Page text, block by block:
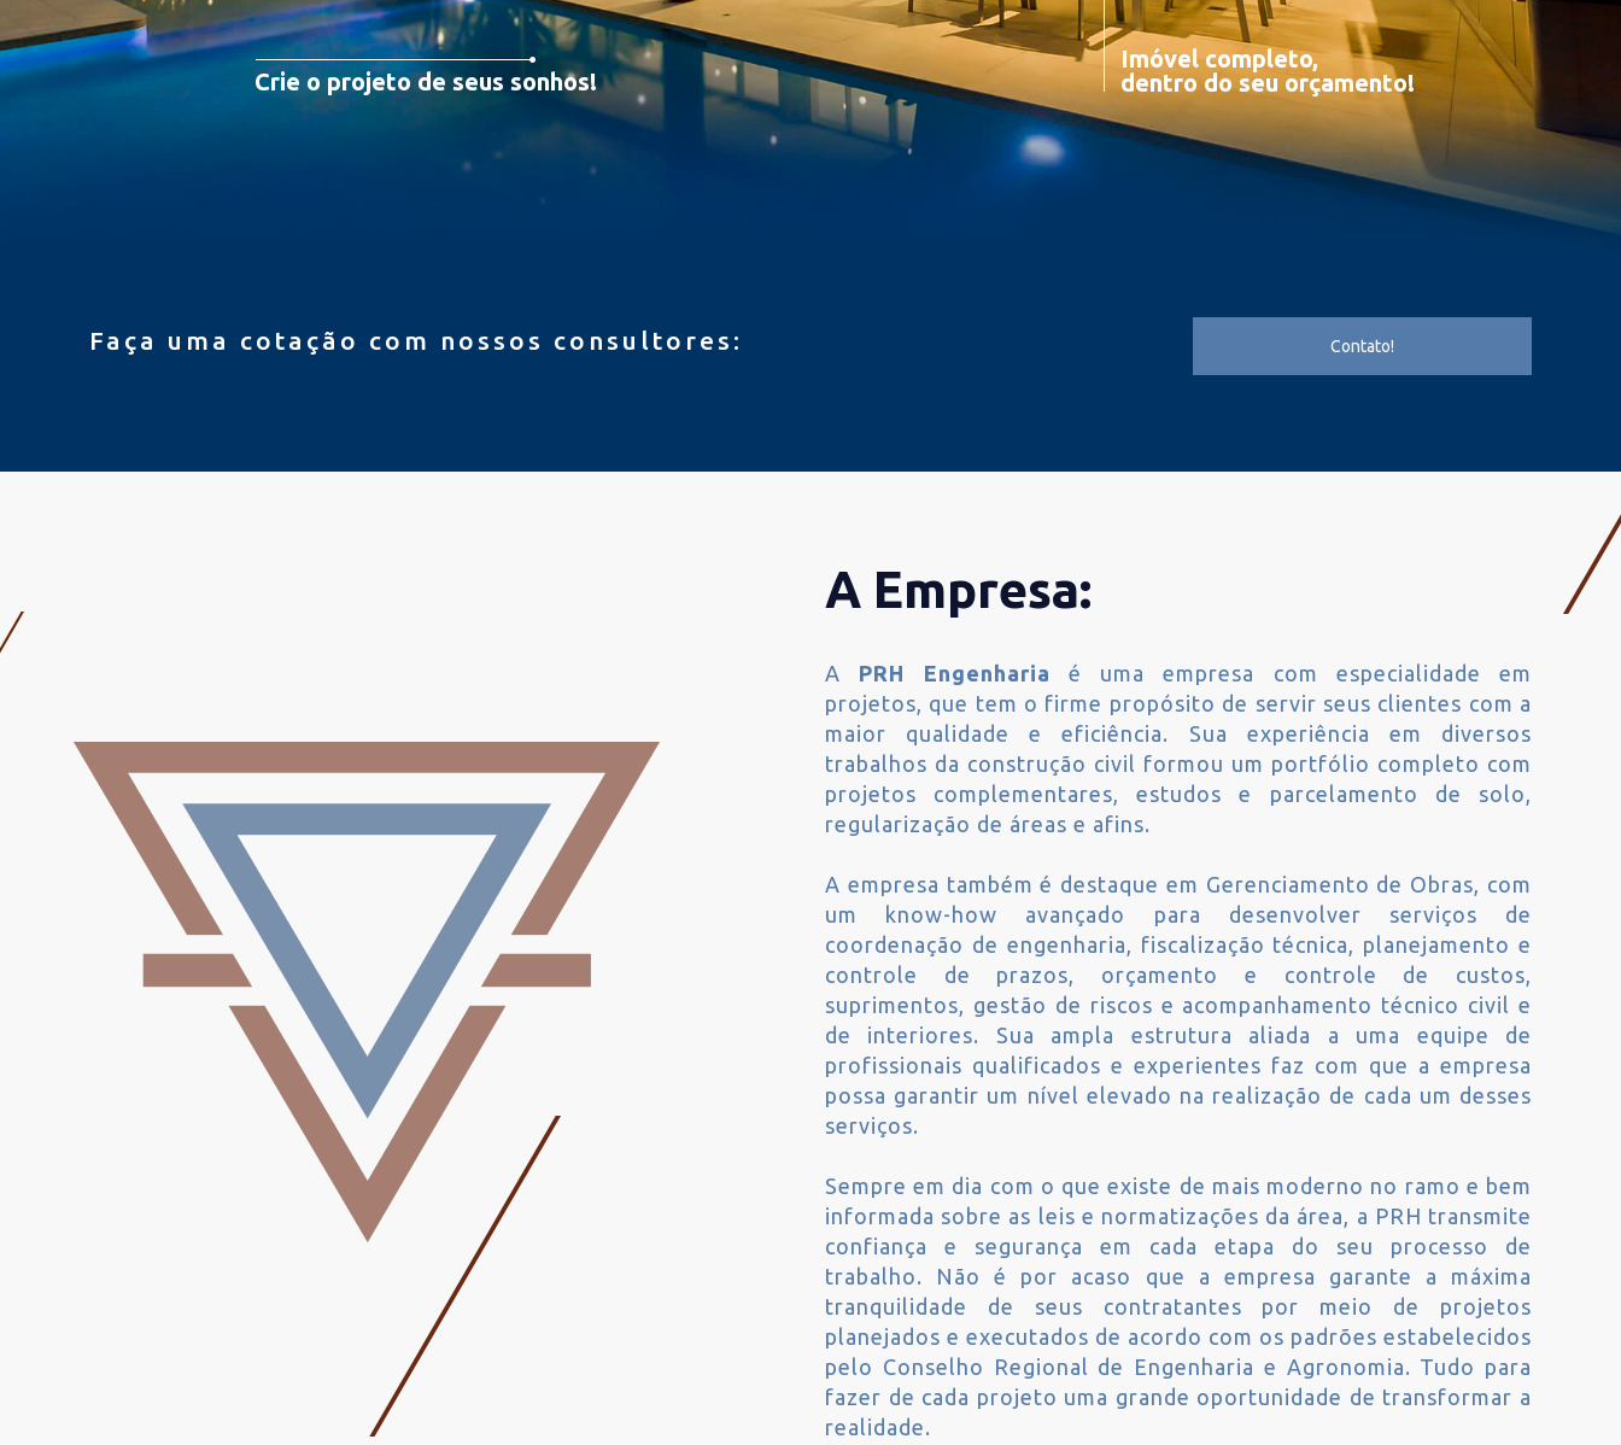
Crie o projeto de seus sonhos!
Imóvel completo,
dentro do seu orçamento!
Faça uma cotação com nossos consultores: Contato!
A Empresa:
A PRH Engenharia é uma empresa com especialidade em
projetos, que tem o firme propósito de servir seus clientes com a
maior qualidade e eficiência. Sua experiência em diversos
trabalhos da construção civil formou um portfólio completo com
projetos complementares, estudos e parcelamento de solo,
regularização de áreas e afins.
A empresa também é destaque em Gerenciamento de Obras, com
um know-how avançado para desenvolver serviços de
coordenação de engenharia, fiscalização técnica, planejamento e
controle de prazos, orçamento e controle de custos,
suprimentos, gestão de riscos e acompanhamento técnico civil e
de interiores. Sua ampla estrutura aliada a uma equipe de
profissionais qualificados e experientes faz com que a empresa
possa garantir um nível elevado na realização de cada um desses
serviços.
Sempre em dia com o que existe de mais moderno no ramo e bem
informada sobre as leis e normatizações da área, a PRH transmite
confiança e segurança em cada etapa do seu processo de
trabalho. Não é por acaso que a empresa garante a máxima
tranquilidade de seus contratantes por meio de projetos
planejados e executados de acordo com os padrões estabelecidos
pelo Conselho Regional de Engenharia e Agronomia. Tudo para
fazer de cada projeto uma grande oportunidade de transformar a
realidade.